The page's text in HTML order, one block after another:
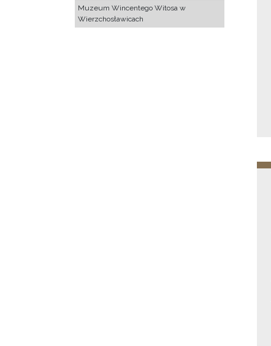
Muzeum Wincentego Witosa w
Wierzchosławicach